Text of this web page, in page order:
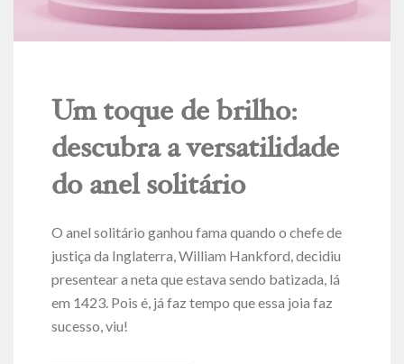
Um toque de brilho:
descubra a versatilidade
do anel solitário
O anel solitário ganhou fama quando o chefe de
justiça da Inglaterra, William Hankford, decidiu
presentear a neta que estava sendo batizada, lá
em 1423. Pois é, já faz tempo que essa joia faz
sucesso, viu!